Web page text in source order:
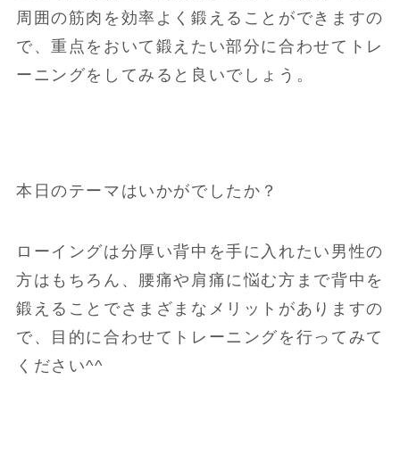
周囲の筋肉を効率よく鍛えることができますの
で、重点をおいて鍛えたい部分に合わせてトレ
ーニングをしてみると良いでしょう。
本日のテーマはいかがでしたか？
ローイングは分厚い背中を手に入れたい男性の
方はもちろん、腰痛や肩痛に悩む方まで背中を
鍛えることでさまざまなメリットがありますの
で、目的に合わせてトレーニングを行ってみて
ください^^